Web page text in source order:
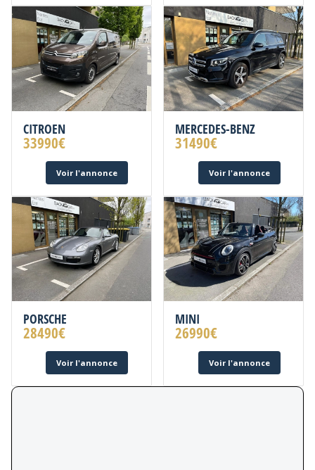
CITROEN
33990€
Voir l'annonce
MERCEDES-BENZ
31490€
Voir l'annonce
PORSCHE
28490€
Voir l'annonce
MINI
26990€
Voir l'annonce